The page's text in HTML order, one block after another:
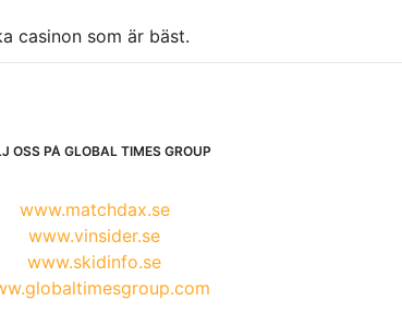
casinon som är bäst.
OSS PÅ GLOBAL TIMES GROUP
www.matchdax.se
www.vinsider.se
www.skidinfo.se